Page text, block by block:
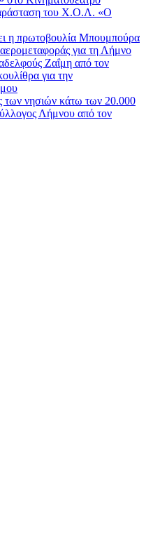
του Χ.Ο.Λ. «Ο
η πρωτοβουλία Μπουμπούρα
για τη Λήμνο
Ζαΐμη από τον
για την
των νησιών κάτω των 20.000
Λήμνου από τον